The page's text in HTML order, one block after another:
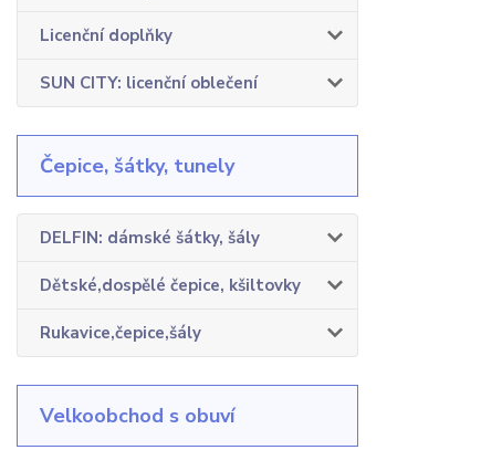
Licenční doplňky
SUN CITY: licenční oblečení
Čepice, šátky, tunely
DELFIN: dámské šátky, šály
Dětské,dospělé čepice, kšiltovky
Rukavice,čepice,šály
Velkoobchod s obuví